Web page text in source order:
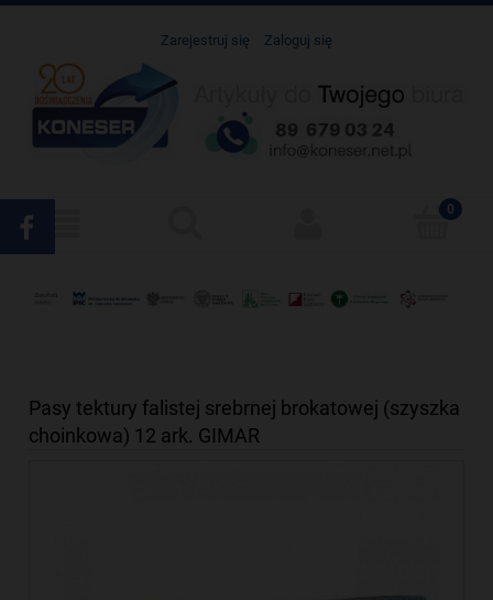
Zarejestruj się Zaloguj się
Pasy tektury falistej srebrnej brokatowej (szyszka
choinkowa) 12 ark. GIMAR